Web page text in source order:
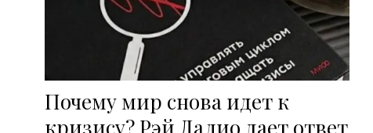
Почему мир снова идет к
кризису? Рэй Далио дает ответ